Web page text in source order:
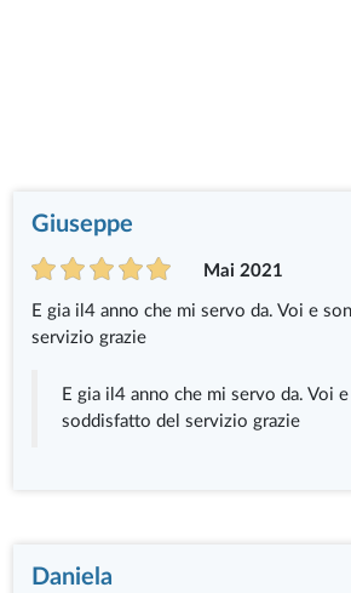
Giuseppe
Mai 2021
E gia il4 anno che mi servo da. Voi e
servizio grazie
E gia il4 anno che mi servo da. Voi
soddisfatto del servizio grazie
Daniela